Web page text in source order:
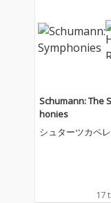
Schumann: The
honies
シュターツカペレ
17